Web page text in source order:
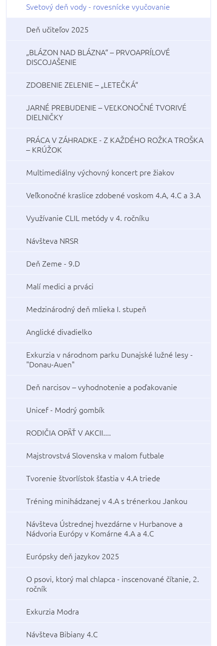
Svetový deň vody - rovesnícke vyučovanie
Deň učiteľov 2025
„BLÁZON NAD BLÁZNA“ – PRVOAPRÍLOVÉ
DISCOJAŠENIE
ZDOBENIE ZELENIE – „LETEČKÁ“
JARNÉ PREBUDENIE – VEĽKONOČNÉ TVORIVÉ
DIELNIČKY
PRÁCA V ZÁHRADKE - Z KAŽDÉHO ROŽKA TROŠKA
– KRÚŽOK
Multimediálny výchovný koncert pre žiakov
Veľkonočné kraslice zdobené voskom 4.A, 4.C a 3.A
Využívanie CLIL metódy v 4. ročníku
Návšteva NRSR
Deň Zeme - 9.D
Malí medici a prváci
Medzinárodný deň mlieka I. stupeň
Anglické divadielko
Exkurzia v národnom parku Dunajské lužné lesy -
"Donau-Auen"
Deň narcisov – vyhodnotenie a poďakovanie
Unicef - Modrý gombík
RODIČIA OPÄŤ V AKCII....
Majstrovstvá Slovenska v malom futbale
Tvorenie štvorlístok šťastia v 4.A triede
Tréning minihádzanej v 4.A s trénerkou Jankou
Návšteva Ústrednej hvezdárne v Hurbanove a
Nádvoria Európy v Komárne 4.A a 4.C
Európsky deň jazykov 2025
O psovi, ktorý mal chlapca - inscenované čítanie, 2.
ročník
Exkurzia Modra
Návšteva Bibiany 4.C